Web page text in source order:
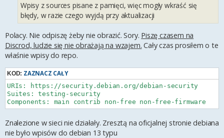
Wpisy z sources pisane z pamięci, więc mogły wkraść się
błędy, w razie czego wyjdą przy aktualizacji
Polacy. Nie odpiszę żeby nie obrazić. Sory. Piszę czasem na
Discrod, ludzie się nie obrażają na wzajem. Cały czas prosiłem o te
właśnie wpisy do repo.
KOD: ZAZNACZ CAŁY
URIs: https://security.debian.org/debian-security
Suites: testing-security
Components: main contrib non-free non-free-firmware
Znalezione w sieci nie działały. Zresztą na oficjalnej stronie debiana
nie było wpisów do debian 13 typu